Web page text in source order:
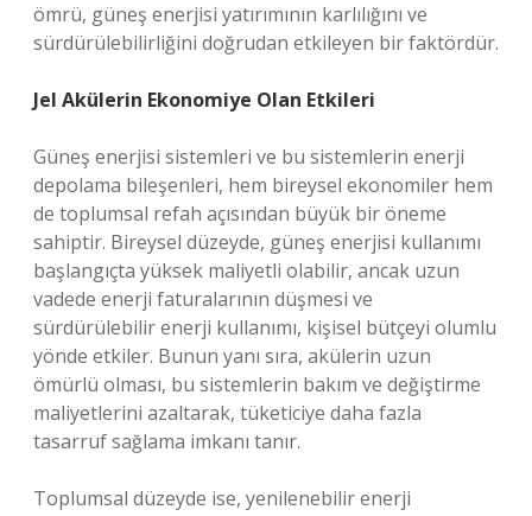
ömrü, güneş enerjisi yatırımının karlılığını ve
sürdürülebilirliğini doğrudan etkileyen bir faktördür.
Jel Akülerin Ekonomiye Olan Etkileri
Güneş enerjisi sistemleri ve bu sistemlerin enerji
depolama bileşenleri, hem bireysel ekonomiler hem
de toplumsal refah açısından büyük bir öneme
sahiptir. Bireysel düzeyde, güneş enerjisi kullanımı
başlangıçta yüksek maliyetli olabilir, ancak uzun
vadede enerji faturalarının düşmesi ve
sürdürülebilir enerji kullanımı, kişisel bütçeyi olumlu
yönde etkiler. Bunun yanı sıra, akülerin uzun
ömürlü olması, bu sistemlerin bakım ve değiştirme
maliyetlerini azaltarak, tüketiciye daha fazla
tasarruf sağlama imkanı tanır.
Toplumsal düzeyde ise, yenilenebilir enerji